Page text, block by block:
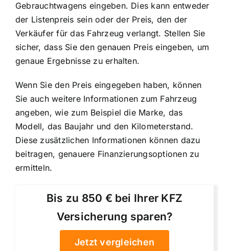
Gebrauchtwagens eingeben. Dies kann entweder
der Listenpreis sein oder der Preis, den der
Verkäufer für das Fahrzeug verlangt. Stellen Sie
sicher, dass Sie den genauen Preis eingeben, um
genaue Ergebnisse zu erhalten.
Wenn Sie den Preis eingegeben haben, können
Sie auch weitere Informationen zum Fahrzeug
angeben, wie zum Beispiel die Marke, das
Modell, das Baujahr und den Kilometerstand.
Diese zusätzlichen Informationen können dazu
beitragen, genauere Finanzierungsoptionen zu
ermitteln.
Bis zu 850 € bei Ihrer KFZ
Versicherung sparen?
Jetzt vergleichen